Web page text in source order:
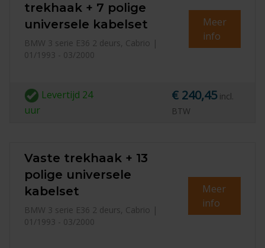
trekhaak + 7 polige
universele kabelset
BMW 3 serie E36 2 deurs, Cabrio |
01/1993 - 03/2000
Meer
info
Levertijd 24
uur
€ 240,45 incl.
BTW
Vaste trekhaak + 13
polige universele
kabelset
BMW 3 serie E36 2 deurs, Cabrio |
01/1993 - 03/2000
Meer
info